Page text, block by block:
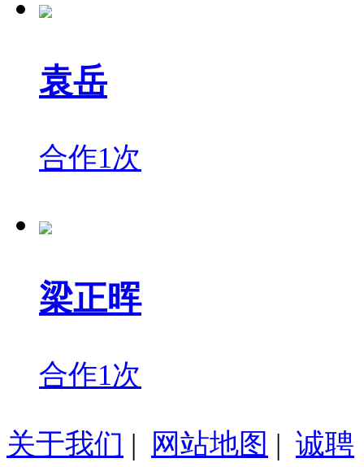
袁岳
合作1次
梁正晖
合作1次
关于我们 | 网站地图 | 诚聘